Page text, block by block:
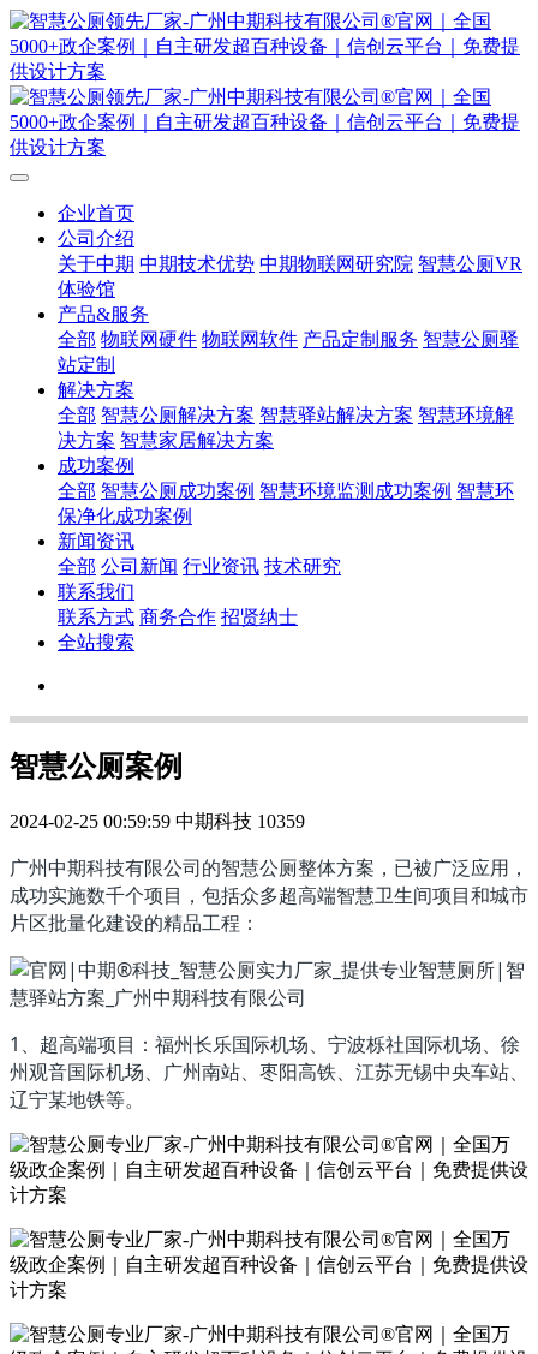
企业首页
公司介绍
关于中期 中期技术优势 中期物联网研究院 智慧公厕VR
体验馆
产品&服务
全部 物联网硬件 物联网软件 产品定制服务 智慧公厕驿
站定制
解决方案
全部 智慧公厕解决方案 智慧驿站解决方案 智慧环境解
决方案 智慧家居解决方案
成功案例
全部 智慧公厕成功案例 智慧环境监测成功案例 智慧环
保净化成功案例
新闻资讯
全部 公司新闻 行业资讯 技术研究
联系我们
联系方式 商务合作 招贤纳士
全站搜索
智慧公厕案例
2024-02-25 00:59:59 中期科技 10359
广州中期科技有限公司的智慧公厕整体方案，已被广泛应用，
成功实施数千个项目，包括众多超高端智慧卫生间项目和城市
片区批量化建设的精品工程：
1、超高端项目：福州长乐国际机场、宁波栎社国际机场、徐
州观音国际机场、广州南站、枣阳高铁、江苏无锡中央车站、
辽宁某地铁等。